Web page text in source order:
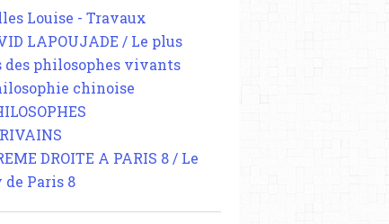
Louise - Travaux
LAPOUJADE / Le plus
des philosophes vivants
chinoise
DROITE A PARIS 8 / Le
de Paris 8